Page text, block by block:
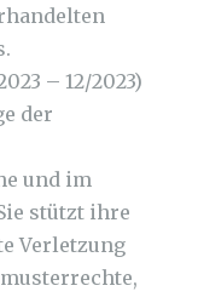
– 12/2023)
der
und im
stützt ihre
Verletzung